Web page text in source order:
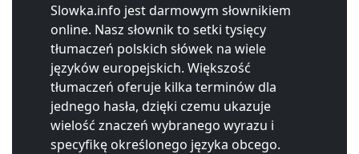
Slowka.info jest darmowym słownikiem
online. Nasz słownik to setki tysięcy
tłumaczeń polskich słówek na wiele
języków europejskich. Większość
tłumaczeń oferuje kilka terminów dla
jednego hasła, dzięki czemu ukazuje
wielość znaczeń wybranego wyrazu i
specyfikę określonego języka obcego.